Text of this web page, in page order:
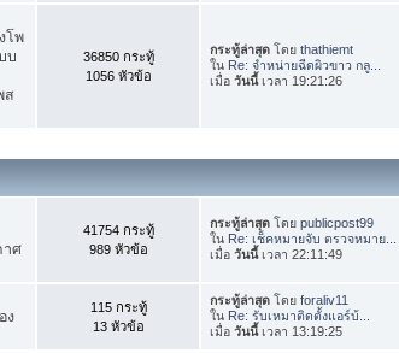
โพ
บ
ส
36850 กระทู้
1056 หัวข้อ
กระทู้ล่าสุด โดยthathiemt
ใน Re: จำหน่ายฉีดผิวขาว กลู...
เมื่อวันนี้เวลา 19:21:26
าศ
41754 กระทู้
989 หัวข้อ
กระทู้ล่าสุด โดยpublicpost99
ใน Re: เช็คหมายจับ ตรวจหมาย...
เมื่อวันนี้เวลา 22:11:49
ง
115 กระทู้
13 หัวข้อ
กระทู้ล่าสุด โดยforaliv11
ใน Re: รับเหมาติดตั้งแอร์บ้...
เมื่อวันนี้เวลา 13:19:25